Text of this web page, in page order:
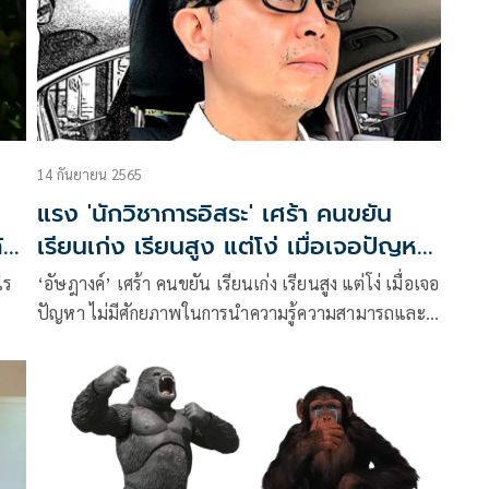
14 กันยายน 2565
แรง 'นักวิชาการอิสระ' เศร้า คนขยัน
เรียนเก่ง เรียนสูง แต่โง่ เมื่อเจอปัญหา
ไม่มีศักยภาพจัดการได้
‘อัษฎางค์’ เศร้า คนขยัน เรียนเก่ง เรียนสูง แต่โง่ เมื่อเจอ
ปัญหา ไม่มีศักยภาพในการนำความรู้ความสามารถและ